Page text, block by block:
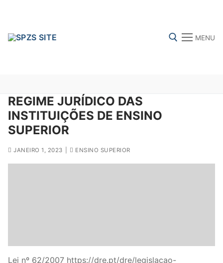
MENU
FENPROF CGTP-IN FRENTE COMUM
Sectores
REGIME JURÍDICO DAS
INSTITUIÇÕES DE ENSINO
SUPERIOR
JANEIRO 1, 2023 ENSINO SUPERIOR
Lei nº 62/2007 https://dre.pt/dre/legislacao-